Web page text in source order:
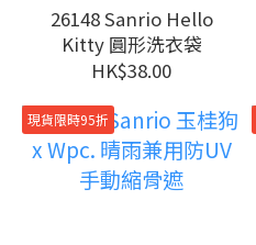
26148 Sanrio Hello
Kitty 圓形洗衣袋
HK$38.00
現貨限時95折